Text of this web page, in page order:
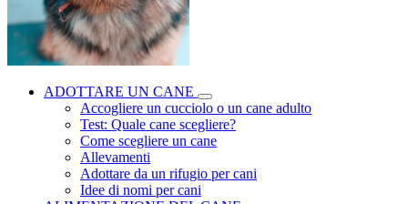
ADOTTARE UN CANE
Accogliere un cucciolo o un cane adulto
Test: Quale cane scegliere?
Come scegliere un cane
Allevamenti
Adottare da un rifugio per cani
Idee di nomi per cani